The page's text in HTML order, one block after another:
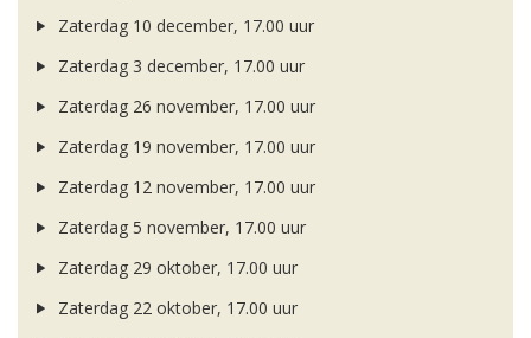
Zaterdag 10 december, 17.00 uur
Zaterdag 3 december, 17.00 uur
Zaterdag 26 november, 17.00 uur
Zaterdag 19 november, 17.00 uur
Zaterdag 12 november, 17.00 uur
Zaterdag 5 november, 17.00 uur
Zaterdag 29 oktober, 17.00 uur
Zaterdag 22 oktober, 17.00 uur